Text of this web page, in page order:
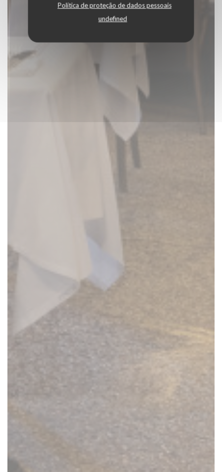
Política de proteção de dados pessoais
undefined